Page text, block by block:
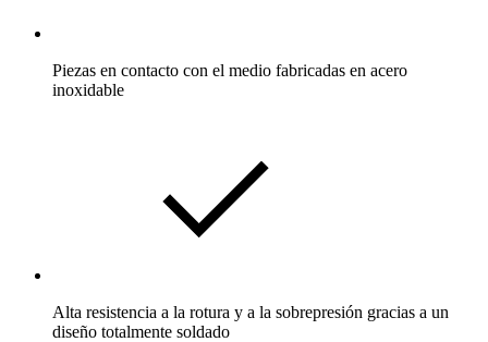
Piezas en contacto con el medio fabricadas en acero
inoxidable
Alta resistencia a la rotura y a la sobrepresión gracias a un
diseño totalmente soldado